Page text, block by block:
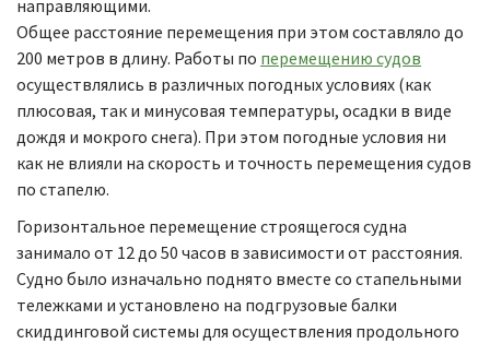
направляющими.
Общее расстояние перемещения при этом составляло до
200 метров в длину. Работы по перемещению судов
осуществлялись в различных погодных условиях (как
плюсовая, так и минусовая температуры, осадки в виде
дождя и мокрого снега). При этом погодные условия ни
как не влияли на скорость и точность перемещения судов
по стапелю.
Горизонтальное перемещение строящегося судна
занимало от 12 до 50 часов в зависимости от расстояния.
Судно было изначально поднято вместе со стапельными
тележками и установлено на подгрузовые балки
скиддинговой системы для осуществления продольного